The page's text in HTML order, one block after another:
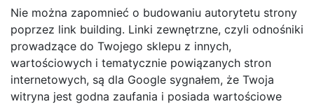
Nie można zapomnieć o budowaniu autorytetu strony
poprzez link building. Linki zewnętrzne, czyli odnośniki
prowadzące do Twojego sklepu z innych,
wartościowych i tematycznie powiązanych stron
internetowych, są dla Google sygnałem, że Twoja
witryna jest godna zaufania i posiada wartościowe